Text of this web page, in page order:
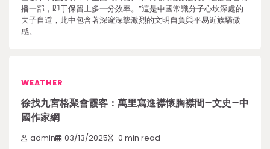
播一部，即于保留上多一分效率。”這是中國常識分子心坎深處的
夫子自道，此中包含著深邃深摯激烈的文明自負與平易近族驕傲
感。
WEATHER
徐找九宮格聚會霞客：萬里寫進襟懷胸襟間–文史–中
國作家網
admin 03/13/2025 0 min read